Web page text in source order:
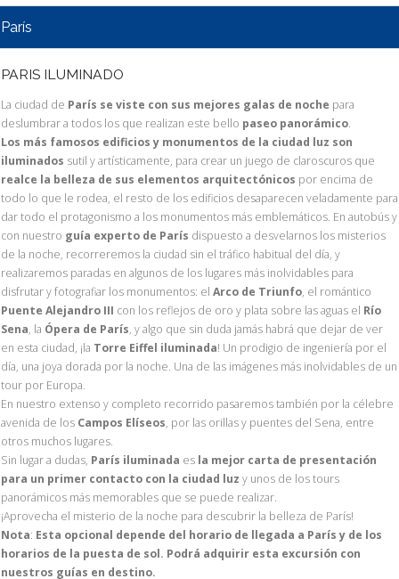
París
PARIS ILUMINADO
La ciudad de París se viste con sus mejores galas de noche para
deslumbrar a todos los que realizan este bello paseo panorámico.
Los más famosos edificios y monumentos de la ciudad luz son
iluminados sutil y artísticamente, para crear un juego de claroscuros que
realce la belleza de sus elementos arquitectónicos por encima de
todo lo que le rodea, el resto de los edificios desaparecen veladamente para
dar todo el protagonismo a los monumentos más emblemáticos. En autobús y
con nuestro guía experto de París dispuesto a desvelarnos los misterios
de la noche, recorreremos la ciudad sin el tráfico habitual del día, y
realizaremos paradas en algunos de los lugares más inolvidables para
disfrutar y fotografiar los monumentos: el Arco de Triunfo, el romántico
Puente Alejandro III con los reflejos de oro y plata sobre las aguas el Río
Sena, la Ópera de París, y algo que sin duda jamás habrá que dejar de ver
en esta ciudad, ¡la Torre Eiffel iluminada! Un prodigio de ingeniería por el
día, una joya dorada por la noche. Una de las imágenes más inolvidables de un
tour por Europa.
En nuestro extenso y completo recorrido pasaremos también por la célebre
avenida de los Campos Elíseos, por las orillas y puentes del Sena, entre
otros muchos lugares.
Sin lugar a dudas, París iluminada es la mejor carta de presentación
para un primer contacto con la ciudad luz y unos de los tours
panorámicos más memorables que se puede realizar.
¡Aprovecha el misterio de la noche para descubrir la belleza de París!
Nota: Esta opcional depende del horario de llegada a París y de los
horarios de la puesta de sol. Podrá adquirir esta excursión con
nuestros guías en destino.